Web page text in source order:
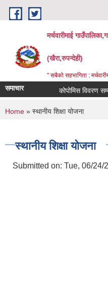
Skip to main content
मर्चवारीमाई
(खैरा,रुपन्देही)
" सबैको सहभागिता :
समाचार कोपोमिस विवरण
You are here
Home » स्थानीय शिक्षा योजना
स्थानीय शिक्षा योजना
Submitted on: Tue, 06/24/